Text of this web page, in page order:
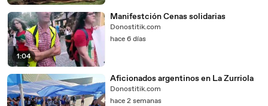
1:04
Manifestción Cenas solidarias
Donostitik.com
hace 6 días
Aficionados argentinos en La Zurriola
Donostitik.com
hace 2 semanas